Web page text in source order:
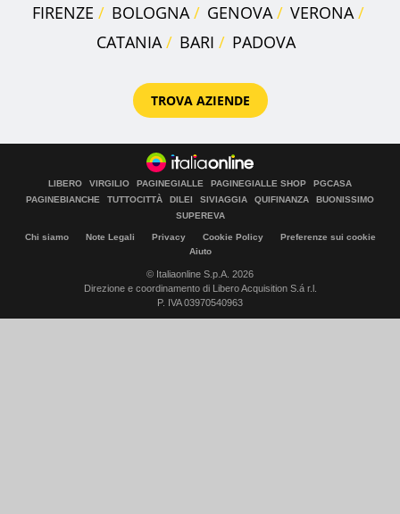
FIRENZE
BOLOGNA GENOVA
VERONA
CATANIA
BARI PADOVA
TROVA AZIENDE
LIBERO VIRGILIO PAGINEGIALLE PAGINEGIALLE SHOP
PGCASA
PAGINEBIANCHE
TUTTOCITTÀ DILEI SIVIAGGIA QUIFINANZA
BUONISSIMO
SUPEREVA
Chi siamo Note Legali Privacy Cookie Policy
Preferenze sui cookie
Aiuto
© Italiaonline S.p.A. 2026
Direzione e coordinamento di Libero Acquisition S.á r.l.
P. IVA 03970540963